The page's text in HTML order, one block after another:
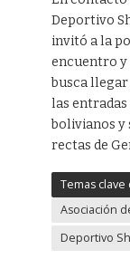
Deportivo
invitó a la
encuentro y
busca
las
bolivianos y
rectas de
Temas
Asociación
Deportivo